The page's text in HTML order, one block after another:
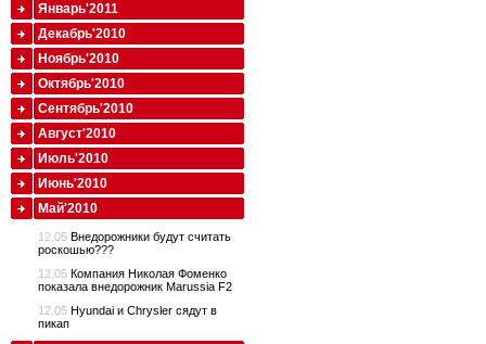
Январь'2011
Декабрь'2010
Ноябрь'2010
Октябрь'2010
Сентябрь'2010
Август'2010
Июль'2010
Июнь'2010
Май'2010
12.05 Внедорожники будут считать
роскошью???
12.05 Компания Николая Фоменко
показала внедорожник Marussia F2
12.05 Hyundai и Chrysler сядут в
пикап